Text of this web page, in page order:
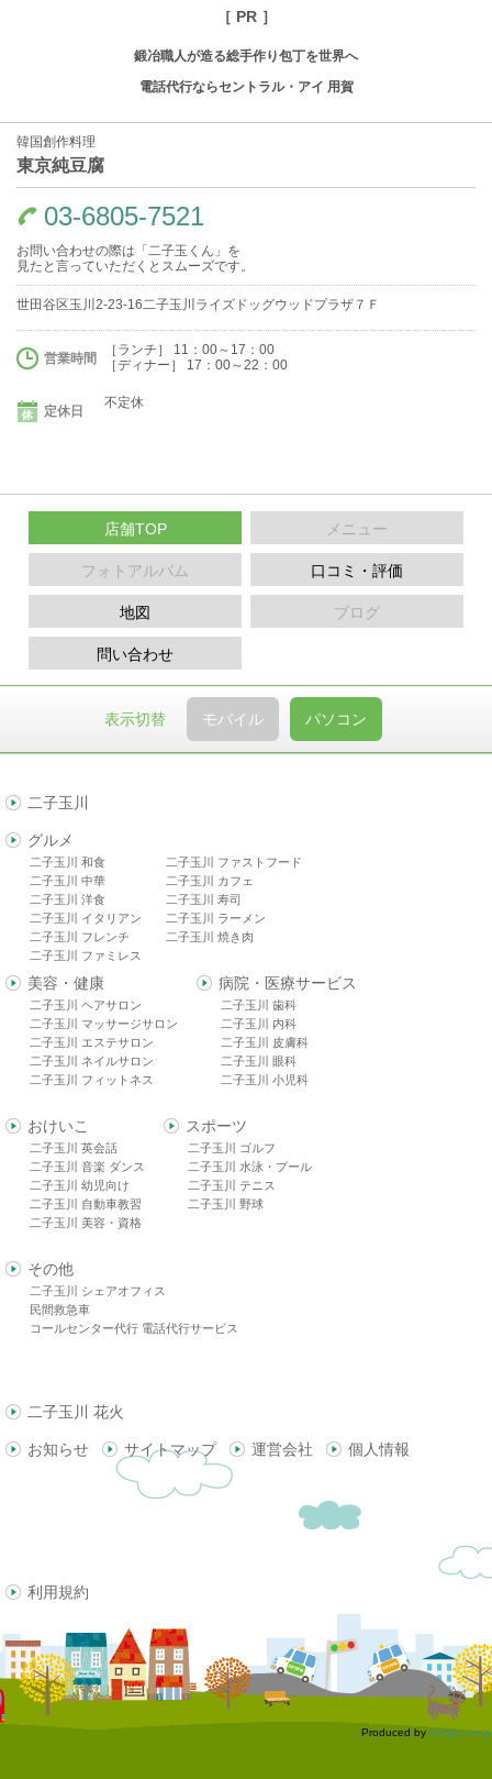
［ PR ］
鍛冶職人が造る総手作り包丁を世界へ
電話代行ならセントラル・アイ 用賀
韓国創作料理
東京純豆腐
03-6805-7521
お問い合わせの際は「二子玉くん」を
見たと言っていただくとスムーズです。
世田谷区玉川2-23-16二子玉川ライズドッグウッドプラザ７Ｆ
営業時間
［ランチ］ 11：00～17：00
［ディナー］ 17：00～22：00
定休日
不定休
店舗TOP メニュー
フォトアルバム 口コミ・評価
地図 ブログ
問い合わせ
表示切替 モバイル パソコン
二子玉川
グルメ
二子玉川 和食
二子玉川 中華
二子玉川 洋食
二子玉川 イタリアン
二子玉川 フレンチ
二子玉川 ファミレス
二子玉川 ファストフード
二子玉川 カフェ
二子玉川 寿司
二子玉川 ラーメン
二子玉川 焼き肉
美容・健康
二子玉川 ヘアサロン
二子玉川 マッサージサロン
二子玉川 エステサロン
二子玉川 ネイルサロン
二子玉川 フィットネス
病院・医療サービス
二子玉川 歯科
二子玉川 内科
二子玉川 皮膚科
二子玉川 眼科
二子玉川 小児科
おけいこ
二子玉川 英会話
二子玉川 音楽 ダンス
二子玉川 幼児向け
二子玉川 自動車教習
二子玉川 美容・資格
スポーツ
二子玉川 ゴルフ
二子玉川 水泳・プール
二子玉川 テニス
二子玉川 野球
その他
二子玉川 シェアオフィス
民間救急車
コールセンター代行 電話代行サービス
二子玉川 花火
お知らせ サイトマップ 運営会社 個人情報
利用規約
Produced by delight.ne.jp